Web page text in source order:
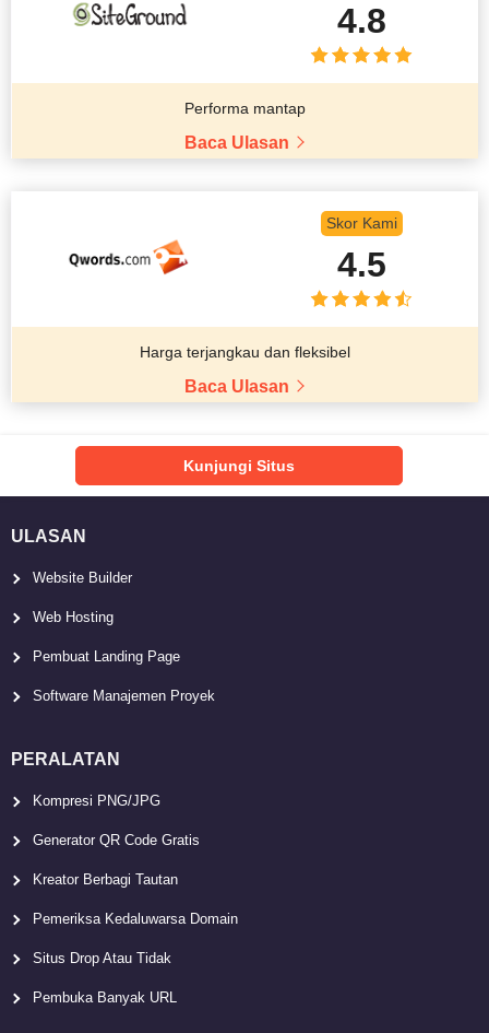
4.8
Performa mantap
Baca Ulasan
Skor Kami
4.5
Harga terjangkau dan fleksibel
Baca Ulasan
Kunjungi Situs
ULASAN
Website Builder
Web Hosting
Pembuat Landing Page
Software Manajemen Proyek
PERALATAN
Kompresi PNG/JPG
Generator QR Code Gratis
Kreator Berbagi Tautan
Pemeriksa Kedaluwarsa Domain
Situs Drop Atau Tidak
Pembuka Banyak URL